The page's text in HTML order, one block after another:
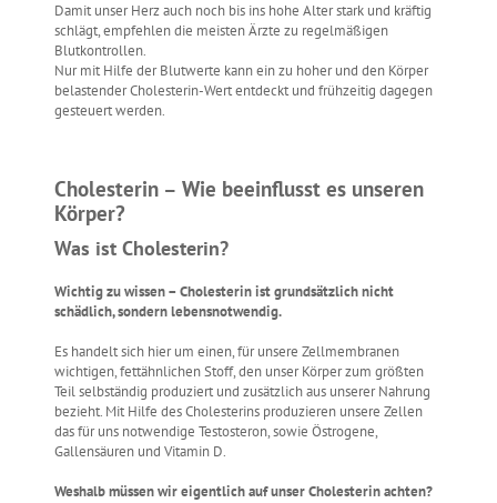
Damit unser Herz auch noch bis ins hohe Alter stark und kräftig
schlägt, empfehlen die meisten Ärzte zu regelmäßigen
Blutkontrollen.
Nur mit Hilfe der Blutwerte kann ein zu hoher und den Körper
belastender Cholesterin-Wert entdeckt und frühzeitig dagegen
gesteuert werden.
Cholesterin – Wie beeinflusst es unseren
Körper?
Was ist Cholesterin?
Wichtig zu wissen – Cholesterin ist grundsätzlich nicht
schädlich, sondern lebensnotwendig.
Es handelt sich hier um einen, für unsere Zellmembranen
wichtigen, fettähnlichen Stoff, den unser Körper zum größten
Teil selbständig produziert und zusätzlich aus unserer Nahrung
bezieht. Mit Hilfe des Cholesterins produzieren unsere Zellen
das für uns notwendige Testosteron, sowie Östrogene,
Gallensäuren und Vitamin D.
Weshalb müssen wir eigentlich auf unser Cholesterin achten?